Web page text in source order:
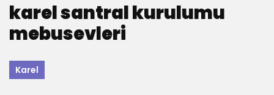
karel santral kurulumu
mebusevleri
Karel